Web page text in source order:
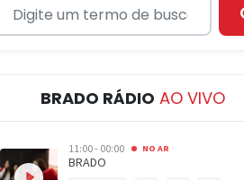
BRADO RÁDIO AO VIVO